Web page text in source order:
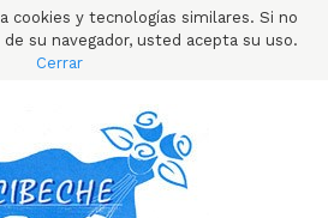
cookies y tecnologías similares. Si no
su navegador, usted acepta su uso.
Cerrar